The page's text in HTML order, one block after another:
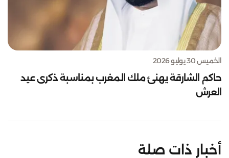
الخميس 30 يوليو 2026
حاكم الشارقة يهنئ ملك المغرب بمناسبة ذكرى عيد
العرش
أخبار ذات صلة